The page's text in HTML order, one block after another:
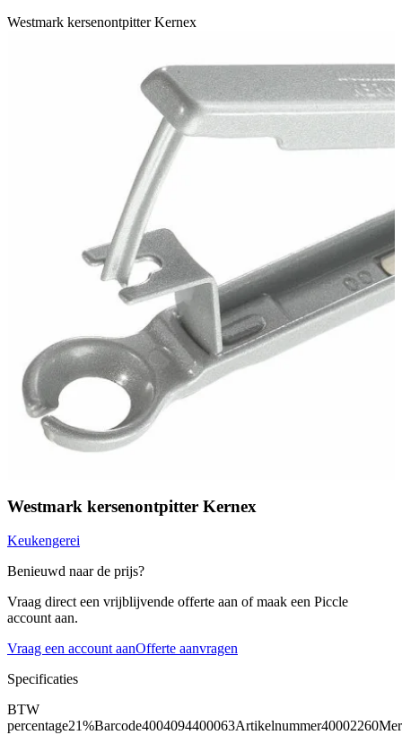
Westmark kersenontpitter Kernex
Westmark kersenontpitter Kernex
Keukengerei
Benieuwd naar de prijs?
Vraag direct een vrijblijvende offerte aan of maak een Piccle
account aan.
Vraag een account aanOfferte aanvragen
Specificaties
BTW
percentage21%Barcode4004094400063Artikelnummer40002260